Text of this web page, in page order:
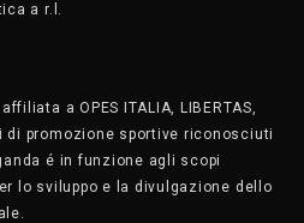
a r.l.
a OPES ITALIA, LIBERTAS,
di promozione sportive riconosciuti
é in funzione agli scopi
lo sviluppo e la divulgazione dello